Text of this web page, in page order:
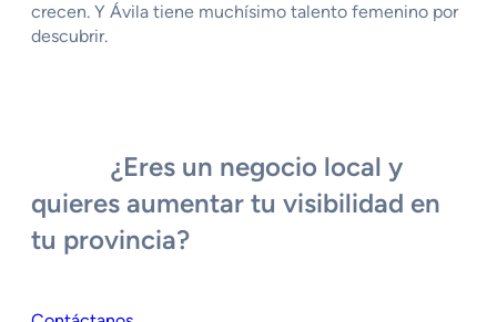
crecen. Y Ávila tiene muchísimo talento femenino por
descubrir.
¿Eres un negocio local y
quieres aumentar tu visibilidad en
tu provincia?